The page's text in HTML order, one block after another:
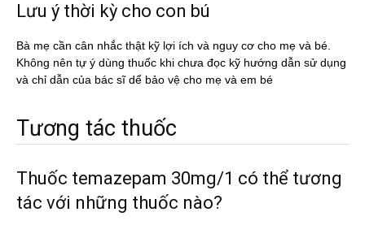
Lưu ý thời kỳ cho con bú
Bà mẹ cần cân nhắc thật kỹ lợi ích và nguy cơ cho mẹ và bé.
Không nên tự ý dùng thuốc khi chưa đọc kỹ hướng dẫn sử dụng
và chỉ dẫn của bác sĩ dể bảo vệ cho mẹ và em bé
Tương tác thuốc
Thuốc temazepam 30mg/1 có thể tương
tác với những thuốc nào?